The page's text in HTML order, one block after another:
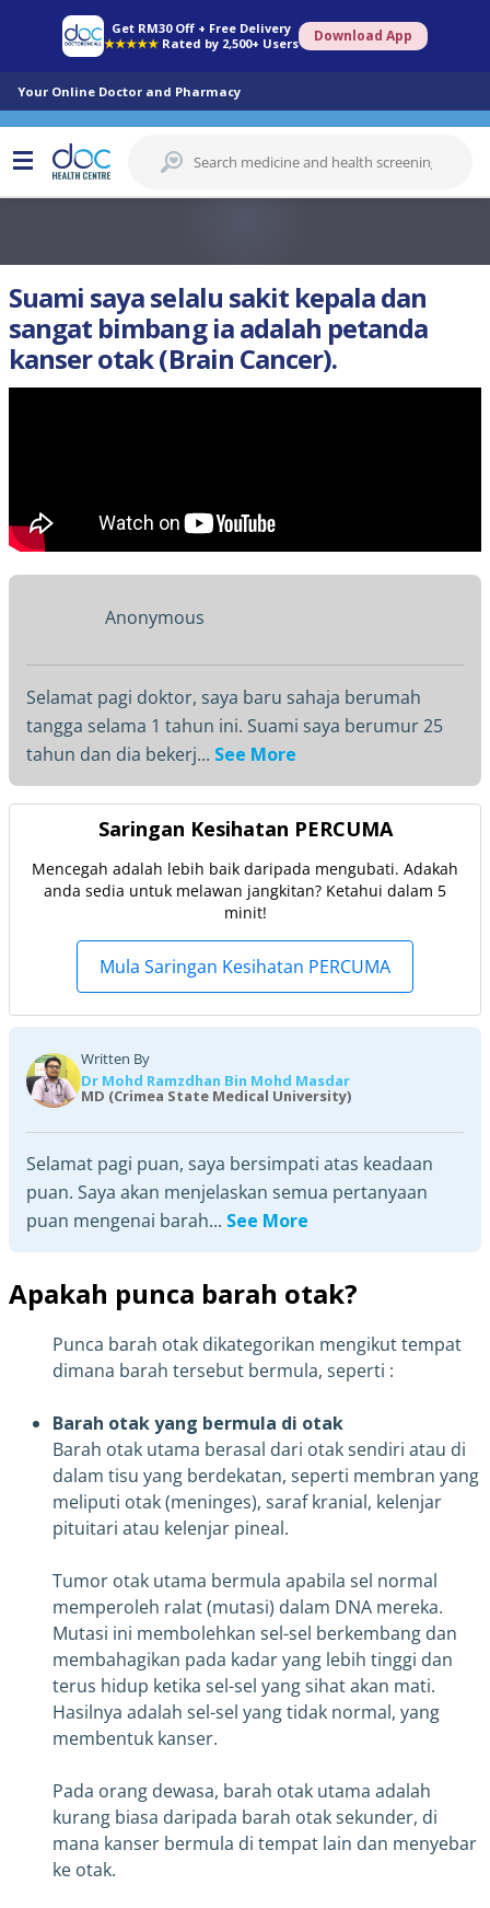
Get RM30 Off + Free Delivery
★★★★★ Rated by 2,500+ Users Download App
Your Online Doctor and Pharmacy
Suami saya selalu sakit kepala dan
sangat bimbang ia adalah petanda
kanser otak (Brain Cancer).
Anonymous
Selamat pagi doktor, saya baru sahaja berumah
tangga selama 1 tahun ini. Suami saya berumur 25
tahun dan dia bekerj... See More
Saringan Kesihatan PERCUMA
Mencegah adalah lebih baik daripada mengubati. Adakah
anda sedia untuk melawan jangkitan? Ketahui dalam 5
minit!
Mula Saringan Kesihatan PERCUMA
Written By
Dr Mohd Ramzdhan Bin Mohd Masdar
MD (Crimea State Medical University)
Selamat pagi puan, saya bersimpati atas keadaan
puan. Saya akan menjelaskan semua pertanyaan
puan mengenai barah... See More
Apakah punca barah otak?
Punca barah otak dikategorikan mengikut tempat
dimana barah tersebut bermula, seperti :
Barah otak yang bermula di otak
Barah otak utama berasal dari otak sendiri atau di
dalam tisu yang berdekatan, seperti membran yang
meliputi otak (meninges), saraf kranial, kelenjar
pituitari atau kelenjar pineal.
Tumor otak utama bermula apabila sel normal
memperoleh ralat (mutasi) dalam DNA mereka.
Mutasi ini membolehkan sel-sel berkembang dan
membahagikan pada kadar yang lebih tinggi dan
terus hidup ketika sel-sel yang sihat akan mati.
Hasilnya adalah sel-sel yang tidak normal, yang
membentuk kanser.
Pada orang dewasa, barah otak utama adalah
kurang biasa daripada barah otak sekunder, di
mana kanser bermula di tempat lain dan menyebar
ke otak.